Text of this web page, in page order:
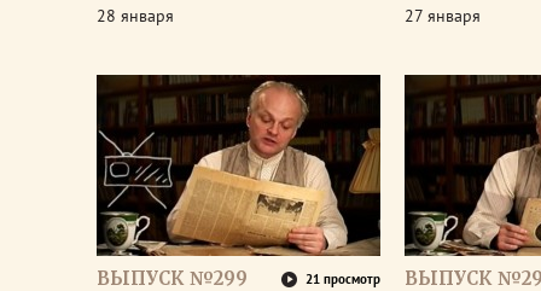
28 января 27 января
ВЫПУСК №299 21 просмотр ВЫПУСК